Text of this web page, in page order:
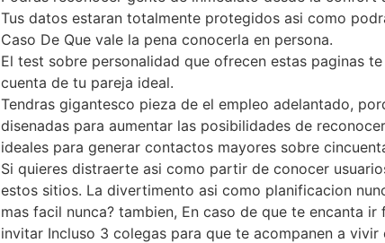
Tus datos estaran totalmente protegidos asi­ como
Caso De Que vale la pena conocerla en persona.
El test sobre personalidad que ofrecen estas paginas
cuenta de tu pareja ideal.
Tendras gigantesco pieza de el empleo adelantado,
disenadas para aumentar las posibilidades de
ideales para generar contactos mayores sobre
Si quieres distraerte asi­ como partir de conocer
estos sitios. La divertimento asi­ como planificacion
mas facil nunca? tambien, En caso de que te encanta
invitar Incluso 3 colegas para que te acompanen a vivir